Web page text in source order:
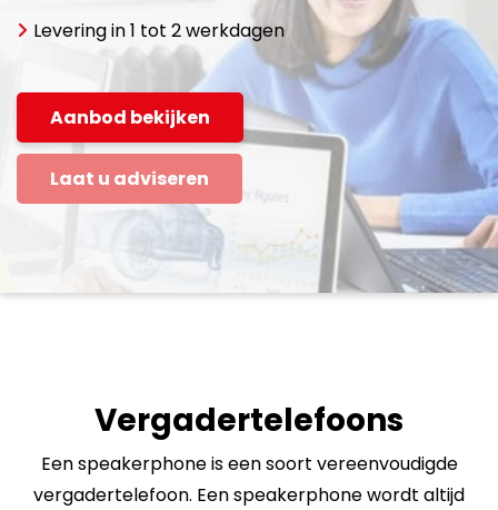
Levering in 1 tot 2 werkdagen
Aanbod bekijken
Laat u adviseren
Vergadertelefoons
Een speakerphone is een soort vereenvoudigde
vergadertelefoon. Een speakerphone wordt altijd